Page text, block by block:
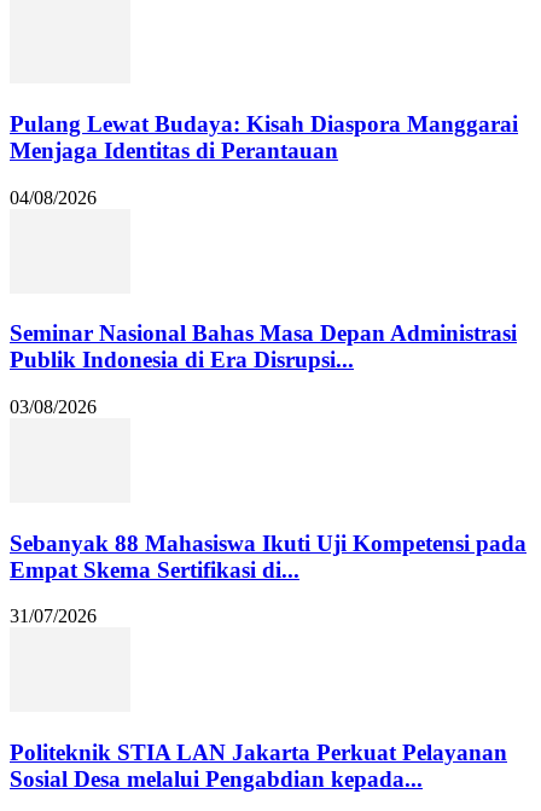
Pulang Lewat Budaya: Kisah Diaspora Manggarai
Menjaga Identitas di Perantauan
04/08/2026
Seminar Nasional Bahas Masa Depan Administrasi
Publik Indonesia di Era Disrupsi...
03/08/2026
Sebanyak 88 Mahasiswa Ikuti Uji Kompetensi pada
Empat Skema Sertifikasi di...
31/07/2026
Politeknik STIA LAN Jakarta Perkuat Pelayanan
Sosial Desa melalui Pengabdian kepada...